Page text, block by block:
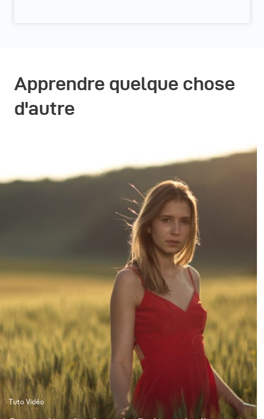
Apprendre quelque chose
d'autre
Tuto Vidéo